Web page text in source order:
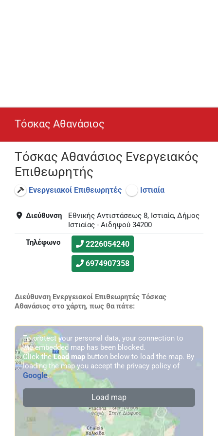
Τόσκας Αθανάσιος
Τόσκας Αθανάσιος Ενεργειακός
Επιθεωρητής
Ενεργειακοί Επιθεωρητές Ιστιαία
Διεύθυνση
Εθνικής Αντιστάσεως 8, Ιστιαία, Δήμος
Ιστιαίας - Αιδηψού 34200
Τηλέφωνο
2226054240
6974907358
Διεύθυνση Ενεργειακοί Επιθεωρητές Τόσκας
Αθανάσιος στο χάρτη, πως θα πάτε:
To protect your personal data, your connection to
the embedded map has been blocked.
Click theLoad map button below to load the map. By
loading the map you accept the privacy policy of
Google.
Load map